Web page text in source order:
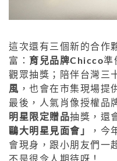
這次還有三個新的合作
富：
育兒品牌Chicco準
觀眾抽獎；陪伴台灣三
風 ，也會在市集現場提
最後，人氣肖像授權品
明星限定贈品抽獎，還
鷗大明星見面會」
，今
會現身，跟小朋友們一